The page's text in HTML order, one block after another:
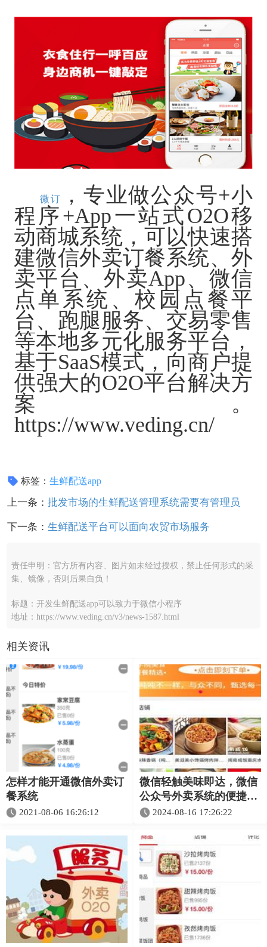
微订 ，专业做公众号+小
程序+App一站式O2O移
动商城系统，可以快速搭
建微信外卖订餐系统、外
卖平台、外卖App、微信
点单系统、校园点餐平
台、跑腿服务、交易零售
等本地多元化服务平台，
基于SaaS模式，向商户提
供强大的O2O平台解决方
案。
https://www.veding.cn/
标签：生鲜配送app
上一条： 批发市场的生鲜配送管理系统需要有管理员
下一条： 生鲜配送平台可以面向农贸市场服务
责任申明：官方所有内容、图片如未经过授权，禁止任何形式的采
集、镜像，否则后果自负！
标题：开发生鲜配送app可以致力于微信小程序
地址：https://www.veding.cn/v3/news-1587.html
相关资讯
怎样才能开通微信外卖订
餐系统
2021-08-06 16:26:12
微信轻触美味即达，微信
公众号外卖系统的便捷生
活 2024-08-16 17:26:22